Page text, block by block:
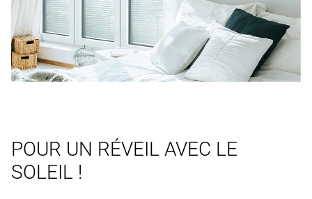
POUR UN RÉVEIL AVEC LE
SOLEIL !